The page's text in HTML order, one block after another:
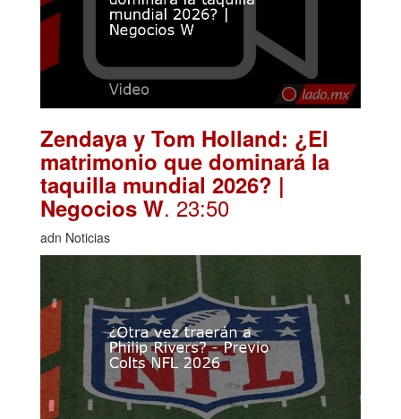
Zendaya y Tom Holland: ¿El
matrimonio que dominará la
taquilla mundial 2026? |
Negocios W. 23:50
adn Noticias